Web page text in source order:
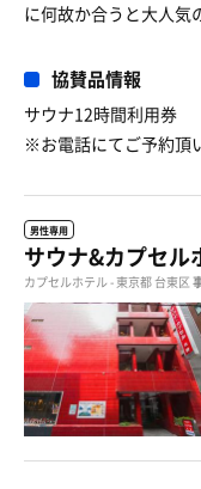
に何故か合うと大人気
協賛品情報
サウナ12時間利用券
※お電話にてご予約頂
男性専用
サウナ&カプセル
カプセルホテル - 東京都 台東区